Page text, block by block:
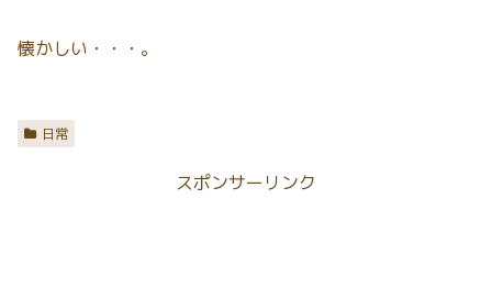
懐かしい・・・。
日常
スポンサーリンク